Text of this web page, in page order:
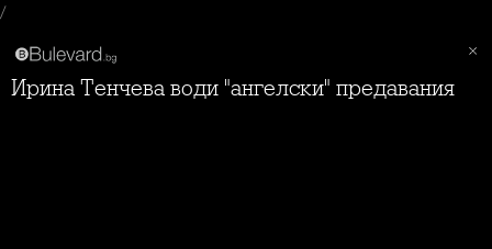
/
Ирина Тенчева води "ангелски" предавания